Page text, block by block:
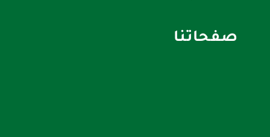
صفحاتنا